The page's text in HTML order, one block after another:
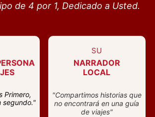
de 4 por 1, Dedicado a Usted.
Primero,
segundo."
SU
NARRADOR
LOCAL
"Compartimos historias que
no encontrará en una guía
de viajes"